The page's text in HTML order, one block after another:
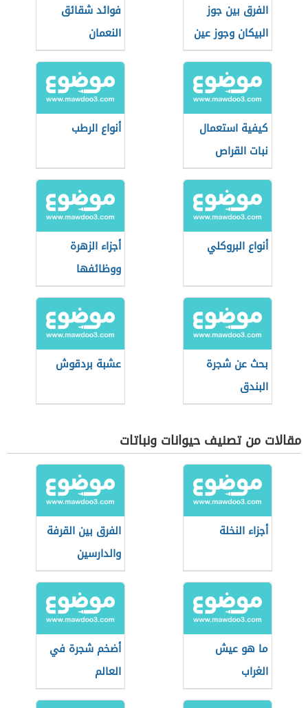
الفرق بين جوز
البيكان وجوز عين
الجمل
فوائد شقائق
النعمان
كيفية استعمال
نبات القراص
أنواع الرطب
أنواع البروكلي
أجزاء الزهرة
ووظائفها
بحث عن شجرة
البندق
عشبة بردقوش
مقالات من تصنيف حيوانات ونباتات
أجزاء النخلة
الفرق بين القرفة
والدارسين
ما هو عيش
الغراب
أضخم شجرة في
العالم